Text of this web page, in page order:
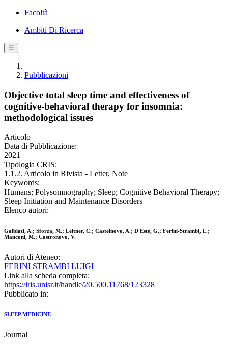
Facoltà
Ambiti Di Ricerca
☰
Pubblicazioni
Objective total sleep time and effectiveness of
cognitive-behavioral therapy for insomnia:
methodological issues
Articolo
Data di Pubblicazione:
2021
Tipologia CRIS:
1.1.2. Articolo in Rivista - Letter, Note
Keywords:
Humans; Polysomnography; Sleep; Cognitive Behavioral Therapy;
Sleep Initiation and Maintenance Disorders
Elenco autori:
Galbiati, A.; Sforza, M.; Leitner, C.; Castelnovo, A.; D'Este, G.; Ferini-Strambi, L.;
Manconi, M.; Castronovo, V.
Autori di Ateneo:
FERINI STRAMBI LUIGI
Link alla scheda completa:
https://iris.unisr.it/handle/20.500.11768/123328
Pubblicato in:
SLEEP MEDICINE
Journal